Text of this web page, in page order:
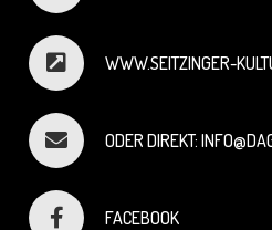
WWW.SEITZINGER-
ODER DIREKT:
FACEBOOK